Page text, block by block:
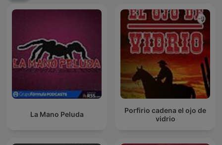
La Mano Peluda
Porfirio cadena el ojo de
vidrio